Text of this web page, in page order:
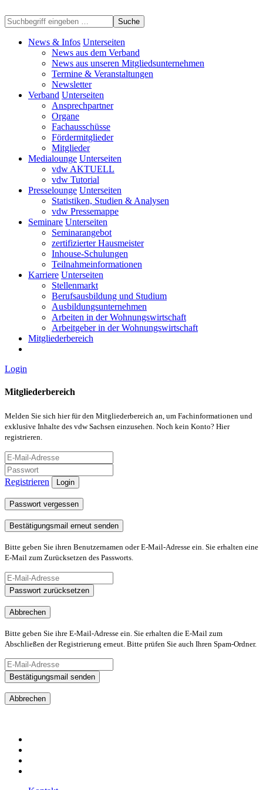
Suche
News & Infos Unterseiten
News aus dem Verband
News aus unseren Mitgliedsunternehmen
Termine & Veranstaltungen
Newsletter
Verband Unterseiten
Ansprechpartner
Organe
Fachausschüsse
Fördermitglieder
Mitglieder
Medialounge Unterseiten
vdw AKTUELL
vdw Tutorial
Presselounge Unterseiten
Statistiken, Studien & Analysen
vdw Pressemappe
Seminare Unterseiten
Seminarangebot
zertifizierter Hausmeister
Inhouse-Schulungen
Teilnahmeinformationen
Karriere Unterseiten
Stellenmarkt
Berufsausbildung und Studium
Ausbildungsunternehmen
Arbeiten in der Wohnungswirtschaft
Arbeitgeber in der Wohnungswirtschaft
Mitgliederbereich
Login
Mitgliederbereich
Melden Sie sich hier für den Mitgliederbereich an, um Fachinformationen und
exklusive Inhalte des vdw Sachsen einzusehen. Noch kein Konto? Hier
registrieren.
Registrieren Login
Passwort vergessen
Bestätigungsmail erneut senden
Bitte geben Sie ihren Benutzernamen oder E-Mail-Adresse ein. Sie erhalten eine
E-Mail zum Zurücksetzen des Passworts.
Passwort zurücksetzen
Abbrechen
Bitte geben Sie ihre E-Mail-Adresse ein. Sie erhalten die E-Mail zum
Abschließen der Registrierung erneut. Bitte prüfen Sie auch Ihren Spam-Ordner.
Bestätigungsmail senden
Abbrechen